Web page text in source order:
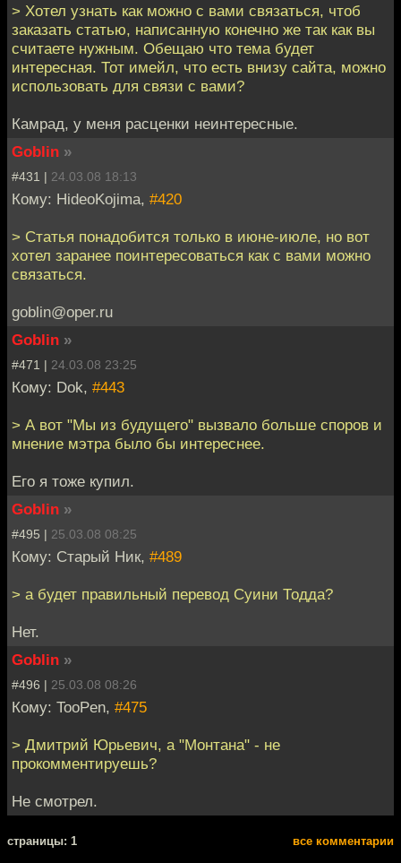
> Хотел узнать как можно с вами связаться, чтоб
заказать статью, написанную конечно же так как вы
считаете нужным. Обещаю что тема будет
интересная. Тот имейл, что есть внизу сайта, можно
использовать для связи с вами?
Камрад, у меня расценки неинтересные.
Goblin »
#431 | 24.03.08 18:13
Кому: HideoKojima, #420
> Статья понадобится только в июне-июле, но вот
хотел заранее поинтересоваться как с вами можно
связаться.
goblin@oper.ru
Goblin »
#471 | 24.03.08 23:25
Кому: Dok, #443
> А вот "Мы из будущего" вызвало больше споров и
мнение мэтра было бы интереснее.
Его я тоже купил.
Goblin »
#495 | 25.03.08 08:25
Кому: Старый Ник, #489
> а будет правильный перевод Суини Тодда?
Нет.
Goblin »
#496 | 25.03.08 08:26
Кому: TooPen, #475
> Дмитрий Юрьевич, а "Монтана" - не
прокомментируешь?
Не смотрел.
cтраницы: 1 все комментарии